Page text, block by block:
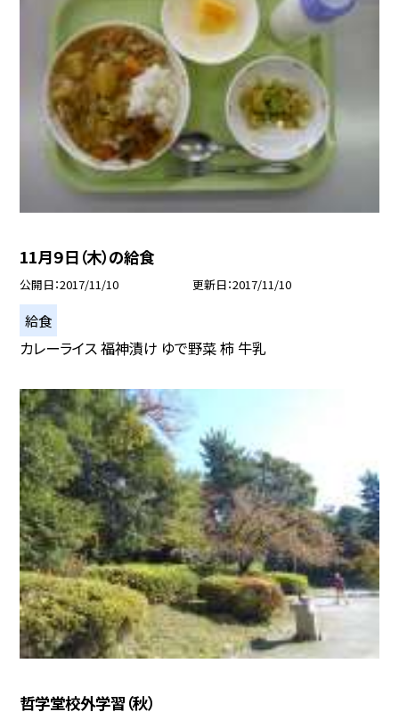
11月９日（木）の給食
公開日 2017/11/10 更新日 2017/11/10
給食
カレーライス 福神漬け ゆで野菜 柿 牛乳
哲学堂校外学習（秋）